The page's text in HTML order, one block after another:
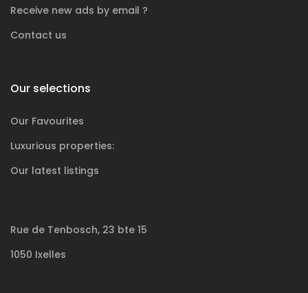
Receive new ads by email ?
Contact us
Our selections
Our Favourites
Luxurious properties:
Our latest listings
Rue de Tenbosch, 23 bte 15
1050 Ixelles